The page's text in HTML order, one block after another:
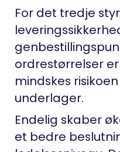
For det tredje
ordrestørrelser
mindskes
underlager.
Endelig skaber
et bedre